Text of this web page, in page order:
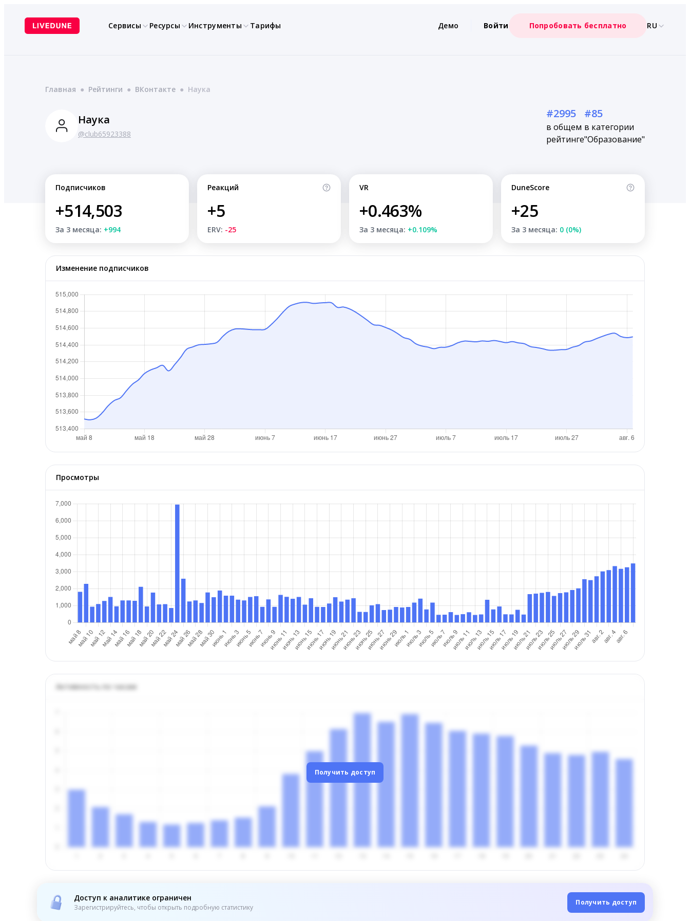
содержимому
Сервисы Ресурсы Инструменты Тарифы Демо Войти Попробовать бесплатно RU
Главная ● Рейтинги ● ВКонтакте ● Наука
Наука
@club65923388
#2995
в общем
рейтинге
#85
в категории
"Образование"
Подписчиков
+514,503
За 3 месяца: +994
Реакций
+5
ERV: -25
VR
+0.463%
За 3 месяца: +0.109%
DuneScore
+25
За 3 месяца: 0 (0%)
Изменение подписчиков
Просмотры
Активность по часам
Получить доступ
Доступ к аналитике ограничен
Зарегистрируйтесь, чтобы открыть подробную статистику
Получить доступ